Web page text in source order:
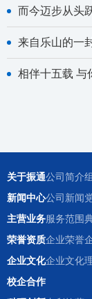
而今迈步从头
来自乐山的一
相伴十五载 与
关于振通公司简介
新闻中心公司新闻
主营业务服务范围
荣誉资质企业荣誉
企业文化企业文化
校企合作